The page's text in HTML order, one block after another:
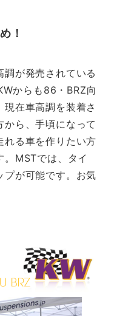
！
が発売されている
からも86・BRZ向
在車高調を装着さ
ら、手頃になって
れる車を作りたい方
。MSTでは、タイ
プが可能です。お気